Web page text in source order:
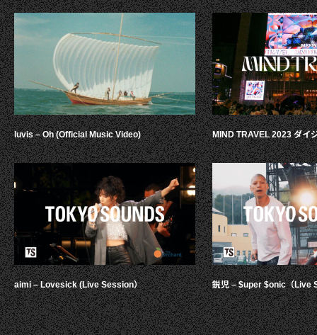
luvis – Oh (Official Music Video)
aimi – Lovesick (Live Session）
MIND TRAVEL 2023 ダイ
鋭児 – $uper $onic（Live